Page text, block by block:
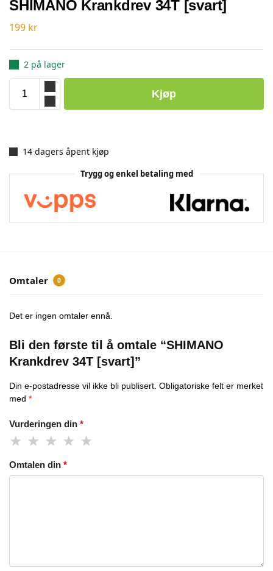
SHIMANO Krankdrev 34T [svart]
199 kr
2 på lager
Kjøp
14 dagers åpent kjøp
Trygg og enkel betaling med
Omtaler 0
Det er ingen omtaler ennå.
Bli den første til å omtale “SHIMANO
Krankdrev 34T [svart]”
Din e-postadresse vil ikke bli publisert. Obligatoriske felt er merket
med *
Vurderingen din *
Omtalen din *